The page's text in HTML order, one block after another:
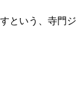
という、寺門